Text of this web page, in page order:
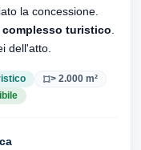
la concessione.
complesso turistico
33 versionei dell'atto.
> 2.000 m²